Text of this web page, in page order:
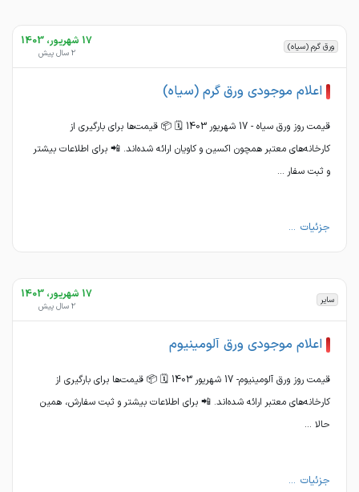
ورق گرم (سیاه) 17 شهریور، 1403
2 سال پیش
اعلام موجودی ورق گرم (سیاه)
قیمت روز ورق سیاه - 17 شهریور 1403 🗓 📦 قیمت‌ها برای بارگیری از
کارخانه‌های معتبر همچون اکسین و کاویان ارائه شده‌اند. 📲 برای اطلاعات بیشتر
و ثبت سفار ...
جزئیات ...
سایر 17 شهریور، 1403
2 سال پیش
اعلام موجودی ورق آلومینیوم
قیمت روز ورق آلومینیوم- 17 شهریور 1403 🗓 📦 قیمت‌ها برای بارگیری از
کارخانه‌های معتبر ارائه شده‌اند. 📲 برای اطلاعات بیشتر و ثبت سفارش، همین
حالا ...
جزئیات ...